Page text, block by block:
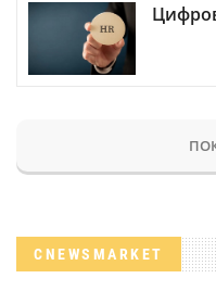
CNEWSMARKET